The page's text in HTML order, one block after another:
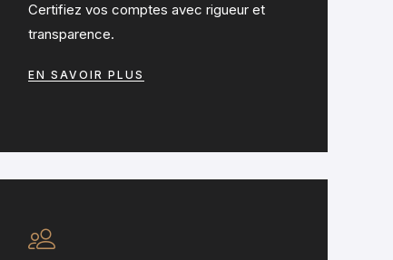
Certifiez vos comptes avec rigueur et
transparence.
EN SAVOIR PLUS